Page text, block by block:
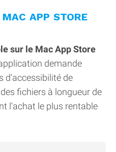
APP STORE
sur le Mac App Store
demande
d'accessibilité de
fichiers à longueur de
l'achat le plus rentable